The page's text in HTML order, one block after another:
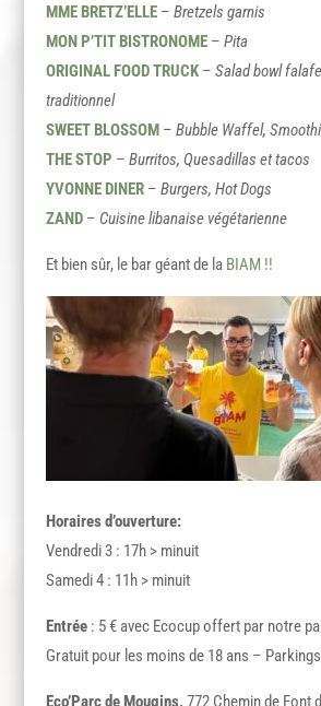
MME BRETZ’ELLE –Bretzels garnis
MON P’TIT BISTRONOME –Pita
ORIGINAL FOOD TRUCK –Salad bowl
traditionnel
SWEET BLOSSOM –Bubble Waffel,
THE STOP –Burritos, Quesadillas et tacos
YVONNE DINER –Burgers, Hot Dogs
ZAND – Cuisine libanaise végétarienne
Et bien sûr, le bar géant de la BIAM !!
Horaires d’ouverture:
Vendredi 3 : 17h > minuit
Samedi 4 : 11h > minuit
Entrée : 5 € avec Ecocup offert par notre
Gratuit pour les moins de 18 ans –
Eco’Parc de Mougins,772 Chemin de Font